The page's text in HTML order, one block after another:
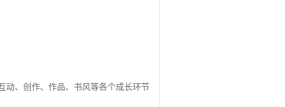
动、创作、作品、书风等各个成长环节